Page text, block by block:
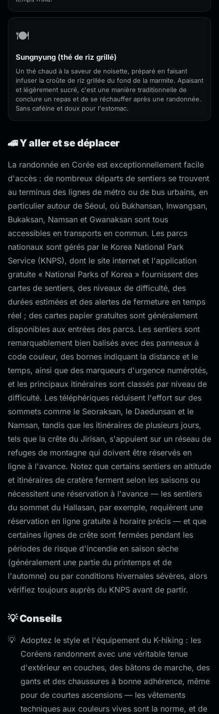
🍽️
Sungnyung (thé de riz grillé)
Un thé chaud à la saveur de noisette, préparé en faisant
infuser la croûte de riz grillée du fond de la marmite. Apaisant
et légèrement sucré, c'est une manière traditionnelle de
conclure un repas et de se réchauffer après une randonnée.
Sans caféine et doux pour l'estomac.
🚄 Y aller et se déplacer
La randonnée en Corée est exceptionnellement facile
d'accès : de nombreux départs de sentiers se trouvent
au terminus des lignes de métro ou de bus urbains, en
particulier autour de Séoul, où Bukhansan, Inwangsan,
Bukaksan, Namsan et Gwanaksan sont tous
accessibles en transports en commun. Les parcs
nationaux sont gérés par le Korea National Park
Service (KNPS), dont le site internet et l'application
gratuite « National Parks of Korea » fournissent des
cartes de sentiers, des niveaux de difficulté, des
durées estimées et des alertes de fermeture en temps
réel ; des cartes papier gratuites sont généralement
disponibles aux entrées des parcs. Les sentiers sont
remarquablement bien balisés avec des panneaux à
code couleur, des bornes indiquant la distance et le
temps, ainsi que des marqueurs d'urgence numérotés,
et les principaux itinéraires sont classés par niveau de
difficulté. Les téléphériques réduisent l'effort sur des
sommets comme le Seoraksan, le Daedunsan et le
Namsan, tandis que les itinéraires de plusieurs jours,
tels que la crête du Jirisan, s'appuient sur un réseau de
refuges de montagne qui doivent être réservés en
ligne à l'avance. Notez que certains sentiers en altitude
et itinéraires de cratère ferment selon les saisons ou
nécessitent une réservation à l'avance — les sentiers
du sommet du Hallasan, par exemple, requièrent une
réservation en ligne gratuite à horaire précis — et que
certaines lignes de crête sont fermées pendant les
périodes de risque d'incendie en saison sèche
(généralement une partie du printemps et de
l'automne) ou par conditions hivernales sévères, alors
vérifiez toujours auprès du KNPS avant de partir.
💡 Conseils
Adoptez le style et l'équipement du K-hiking : les
Coréens randonnent avec une véritable tenue
d'extérieur en couches, des bâtons de marche, des
gants et des chaussures à bonne adhérence, même
pour de courtes ascensions — les vêtements
techniques aux couleurs vives sont la norme, et de